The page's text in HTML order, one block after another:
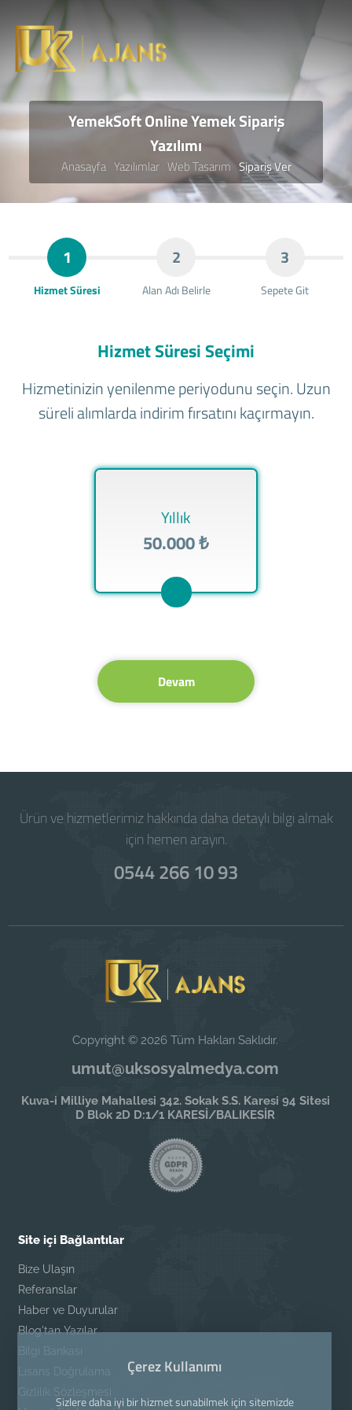
YemekSoft Online Yemek Sipariş
Yazılımı
Anasayfa Yazılımlar Web Tasarım Sipariş Ver
1
Hizmet Süresi
2
Alan Adı Belirle
3
Sepete Git
Hizmet Süresi Seçimi
Hizmetinizin yenilenme periyodunu seçin. Uzun
süreli alımlarda indirim fırsatını kaçırmayın.
Yıllık
50.000 ₺
Devam
Ürün ve hizmetlerimiz hakkında daha detaylı bilgi almak
için hemen arayın.
0544 266 10 93
Copyright © 2026 Tüm Hakları Saklıdır.
umut@uksosyalmedya.com
Kuva-i Milliye Mahallesi 342. Sokak S.S. Karesi 94 Sitesi
D Blok 2D D:1/1 KARESİ/BALIKESİR
Site içi Bağlantılar
Bize Ulaşın
Referanslar
Haber ve Duyurular
Blog'tan Yazılar
Bilgi Bankası
Lisans Doğrulama
Gizlilik Sözleşmesi
Çerez Kullanımı
Sizlere daha iyi bir hizmet sunabilmek için sitemizde